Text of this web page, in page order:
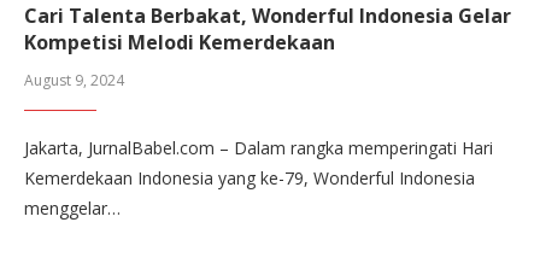
Cari Talenta Berbakat, Wonderful Indonesia Gelar
Kompetisi Melodi Kemerdekaan
August 9, 2024
Jakarta, JurnalBabel.com – Dalam rangka memperingati Hari
Kemerdekaan Indonesia yang ke-79, Wonderful Indonesia
menggelar…